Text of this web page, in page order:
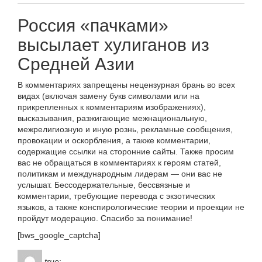
Россия «пачками»
высылает хулиганов из
Средней Азии
В комментариях запрещены нецензурная брань во всех
видах (включая замену букв символами или на
прикрепленных к комментариям изображениях),
высказывания, разжигающие межнациональную,
межрелигиозную и иную рознь, рекламные сообщения,
провокации и оскорбления, а также комментарии,
содержащие ссылки на сторонние сайты. Также просим
вас не обращаться в комментариях к героям статей,
политикам и международным лидерам — они вас не
услышат. Бессодержательные, бессвязные и
комментарии, требующие перевода с экзотических
языков, а также конспирологические теории и проекции не
пройдут модерацию. Спасибо за понимание!
[bws_google_captcha]